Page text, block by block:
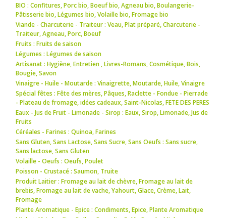
BIO : Confitures,Porc bio,Boeuf bio,Agneau bio,Boulangerie-
Pâtisserie bio,Légumes bio,Volaille bio,Fromage bio
Viande - Charcuterie - Traiteur : Veau,Plat préparé,Charcuterie -
Traiteur,Agneau,Porc,Boeuf
Fruits : Fruits de saison
Légumes : Légumes de saison
Artisanat : Hygiène,Entretien ,Livres-Romans,Cosmétique,Bois,
Bougie,Savon
Vinaigre - Huile - Moutarde : Vinaigrette,Moutarde,Huile,Vinaigre
Spécial fêtes : Fête des mères,Pâques,Raclette - Fondue - Pierrade
- Plateau de fromage,idées cadeaux,Saint-Nicolas,FETE DES PERES
Eaux - Jus de Fruit - Limonade - Sirop : Eaux,Sirop,Limonade,Jus de
Fruits
Céréales - Farines : Quinoa,Farines
Sans Gluten, Sans Lactose, Sans Sucre, Sans Oeufs : Sans sucre,
Sans lactose,Sans Gluten
Volaille - Oeufs : Oeufs,Poulet
Poisson - Crustacé : Saumon, Truite
Produit Laitier : Fromage au lait de chèvre,Fromage au lait de
brebis,Fromage au lait de vache,Yahourt,Glace,Crème,Lait,
Fromage
Plante Aromatique - Epice : Condiments,Epice,Plante Aromatique